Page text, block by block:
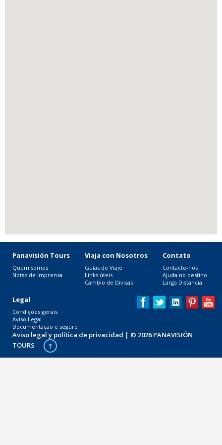
Panavisión Tours
Quem somos
Notas de imprensa
Viaja con Nosotros
Guías de Viaje
Links úteis
Cambio de Divisas
Contato
Contacte-nos
Ajuda no destino
Larga Distancia
Legal
Condições gerais
Aviso Legal
Documentação e seguro
Aviso legal y política de privacidad | © 2026 PANAVISIÓN
TOURS